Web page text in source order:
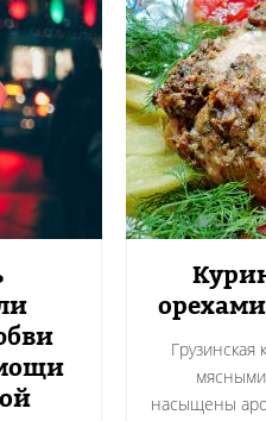
Грузинская
насыщены